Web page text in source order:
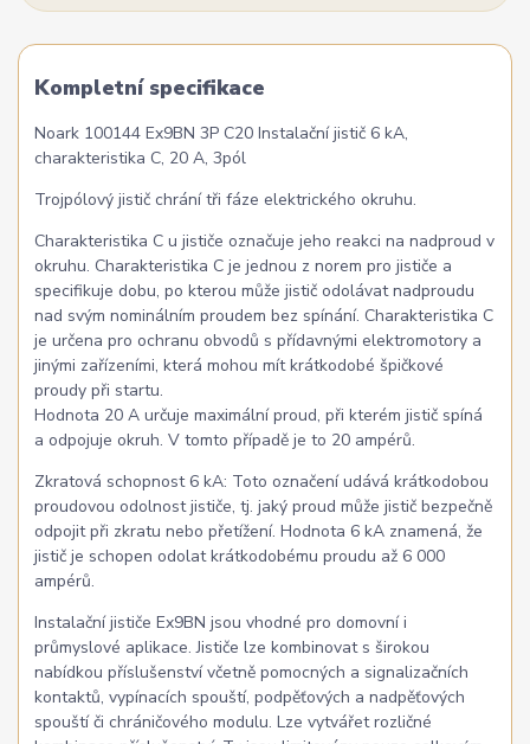
Kompletní specifikace
Noark 100144 Ex9BN 3P C20 Instalační jistič 6 kA,
charakteristika C, 20 A, 3pól
Trojpólový jistič chrání tři fáze elektrického okruhu.
Charakteristika C u jističe označuje jeho reakci na nadproud v
okruhu. Charakteristika C je jednou z norem pro jističe a
specifikuje dobu, po kterou může jistič odolávat nadproudu
nad svým nominálním proudem bez spínání. Charakteristika C
je určena pro ochranu obvodů s přídavnými elektromotory a
jinými zařízeními, která mohou mít krátkodobé špičkové
proudy při startu.
Hodnota 20 A určuje maximální proud, při kterém jistič spíná
a odpojuje okruh. V tomto případě je to 20 ampérů.
Zkratová schopnost 6 kA: Toto označení udává krátkodobou
proudovou odolnost jističe, tj. jaký proud může jistič bezpečně
odpojit při zkratu nebo přetížení. Hodnota 6 kA znamená, že
jistič je schopen odolat krátkodobému proudu až 6 000
ampérů.
Instalační jističe Ex9BN jsou vhodné pro domovní i
průmyslové aplikace. Jističe lze kombinovat s širokou
nabídkou příslušenství včetně pomocných a signalizačních
kontaktů, vypínacích spouští, podpěťových a nadpěťových
spouští či chráničového modulu. Lze vytvářet rozličné